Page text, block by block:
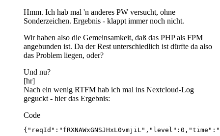
Hmm. Ich hab mal 'n anderes PW versucht, ohne
Sonderzeichen. Ergebnis - klappt immer noch nicht.
Wir haben also die Gemeinsamkeit, daß das PHP als FPM
angebunden ist. Da der Rest unterschiedlich ist dürfte da also
das Problem liegen, oder?
Und nu?
[hr]
Nach ein wenig RTFM hab ich mal ins Nextcloud-Log
geguckt - hier das Ergebnis:
Code